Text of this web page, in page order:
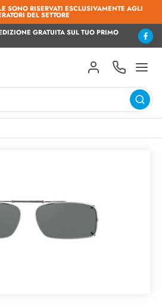
SONO RISERVATI ESCLUSIVAMENTE AGLI
DEL SETTORE
GRATUITA SUL TUO PRIMO